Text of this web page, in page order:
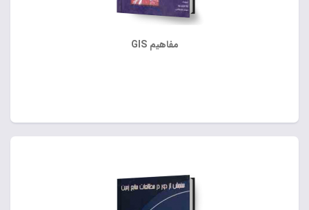
مفاهیم GIS